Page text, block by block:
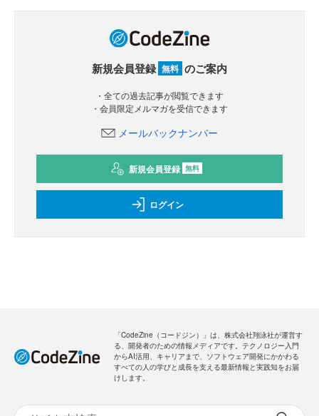
新規会員登録 無料 のご案内
・全ての過去記事が閲覧できます
・会員限定メルマガを受信できます
メールバックナンバー
新規会員登録 無料
ログイン
「CodeZine（コードジン）」は、株式会社翔泳社が運営す
る、開発者のための情報メディアです。テクノロジー入門
からAI活用、キャリアまで、ソフトウェア開発にかかわる
すべての人の学びと成長を支える最新情報と実践知をお届
けします。